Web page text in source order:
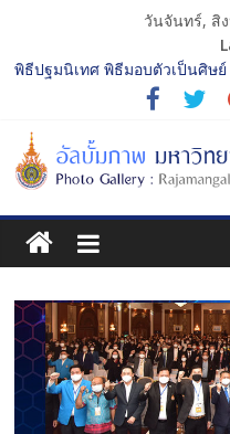
วันจันทร์, สิ
พิธีปฐมนิเทศ พิธีมอบตัวเป็นศิษ
ประจำปีการศึกษา 2568 รุ่นที่ 2
การประกวดทูตกิจกรรม ประจำ
2025 Time to Nine-T”
โครงการแลกเปลี่ยนเรียนรู้บท
เทคโนโลยีราชมงคลธัญบุรี
รับน้องเข้าคณะศิลปกรรมศาสต
พิธีปฐมนิเทศ พิธีมอบตัวเป็นศิษ
ประจำปีการศึกษา 2568 รุ่นที่ 3